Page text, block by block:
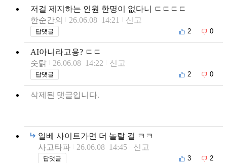
저걸 제지하는 인원 한명이 없다니 ㄷㄷㄷㄷ
한순간의
26.06.08 14:21 신고
답댓글 2 0
AI아니라고용? ㄷㄷ
숫탉
26.06.08 14:22 신고
답댓글 2 0
삭제된 댓글입니다.
일베 사이트가면 더 놀랄 걸 ㅋㅋ
사고타파
26.06.08 14:45 신고
답댓글 3 2